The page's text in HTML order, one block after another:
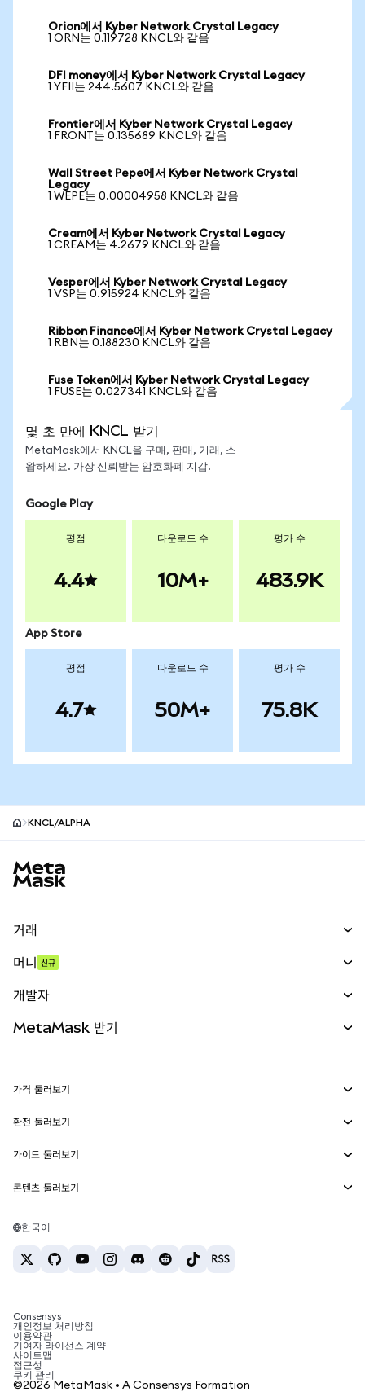
Orion에서 Kyber Network Crystal Legacy
1 ORN는 0.119728 KNCL와 같음
DFI money에서 Kyber Network Crystal Legacy
1 YFII는 244.5607 KNCL와 같음
Frontier에서 Kyber Network Crystal Legacy
1 FRONT는 0.135689 KNCL와 같음
Wall Street Pepe에서 Kyber Network Crystal
Legacy
1 WEPE는 0.00004958 KNCL와 같음
Cream에서 Kyber Network Crystal Legacy
1 CREAM는 4.2679 KNCL와 같음
Vesper에서 Kyber Network Crystal Legacy
1 VSP는 0.915924 KNCL와 같음
Ribbon Finance에서 Kyber Network Crystal Legacy
1 RBN는 0.188230 KNCL와 같음
Fuse Token에서 Kyber Network Crystal Legacy
1 FUSE는 0.027341 KNCL와 같음
몇 초 만에 KNCL 받기
MetaMask에서 KNCL을 구매, 판매, 거래, 스
왑하세요. 가장 신뢰받는 암호화폐 지갑.
Google Play
평점
4.4
다운로드 수
10M+
평가 수
483.9K
App Store
평점
4.7
다운로드 수
50M+
평가 수
75.8K
KNCL/ALPHA
거래
무기한 선물
실물자산
머니 신규
개발자
MetaMask Connect
Snaps
웹3 서비스
MetaMask 받기
보안
고객 지원
채용
가격 둘러보기
이더리움 가격
솔라나 가격
테더 가격
환전 둘러보기
ETH를 USD로 환전
USDT를 INR로 환전
BTC를 INR로 환전
ETH를 USDT로 환전
가이드 둘러보기
ETH 매수
USDT 매수
SHIB 매수
BNB 매수
콘텐츠 둘러보기
솔라나 지갑
암호화폐 세금 뉴스
암호화폐 매수 방법
비트코인 매도 방법
한국어
Consensys
개인정보 처리방침
이용약관
기여자 라이선스 계약
사이트맵
접근성
쿠키 관리
©2026 MetaMask • A Consensys Formation